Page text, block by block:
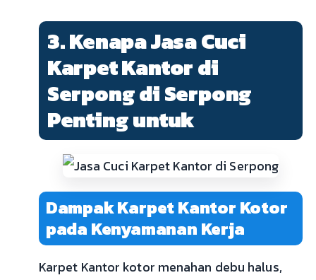
3. Kenapa Jasa Cuci
Karpet Kantor di
Serpong di Serpong
Penting untuk
Dampak Karpet Kantor Kotor
pada Kenyamanan Kerja
Karpet Kantor kotor menahan debu halus,